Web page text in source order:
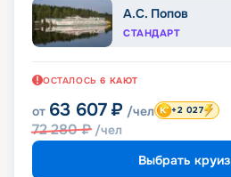
А.С. Попов
СТАНДАРТ
ОСТАЛОСЬ 6 КАЮТ
от 63 607 ₽ /чел
72 280₽ /чел
+2 027
Выбрать круиз